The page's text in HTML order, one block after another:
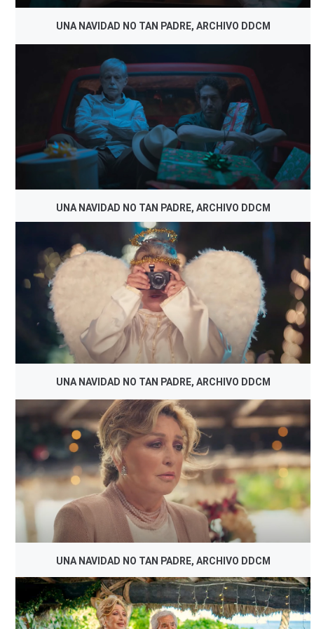
UNA NAVIDAD NO TAN PADRE, ARCHIVO DDCM
UNA NAVIDAD NO TAN PADRE, ARCHIVO DDCM
UNA NAVIDAD NO TAN PADRE, ARCHIVO DDCM
UNA NAVIDAD NO TAN PADRE, ARCHIVO DDCM